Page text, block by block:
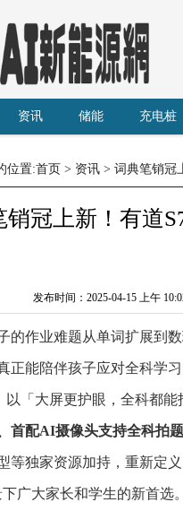
资讯 储能 充电桩
位置:首页 > 资讯 > 词典笔销冠
销冠上新！有道
发布时间：2025-04-15 上午
的作业难题从单词扩展到
正能陪伴孩子应对全科学
以「大屏更护眼，全科都
首配AI摄像头支持全科拍题
等独家资源加持，重新定
广大家长和学生的新首选。